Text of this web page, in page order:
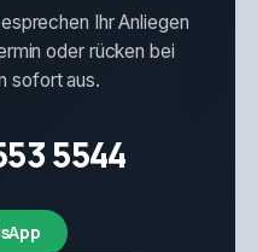
Ihr Anliegen
oder rücken bei
sofort aus.
5544